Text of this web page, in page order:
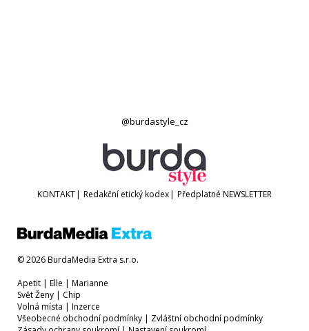
@burdastyle_cz
KONTAKT Redakční etický kodex Předplatné NEWSLETTER
© 2026 BurdaMedia Extra s.r.o.
Apetit
Elle
Marianne
Svět Ženy
Chip
Volná místa
Inzerce
Všeobecné obchodní podmínky
Zvláštní obchodní podmínky